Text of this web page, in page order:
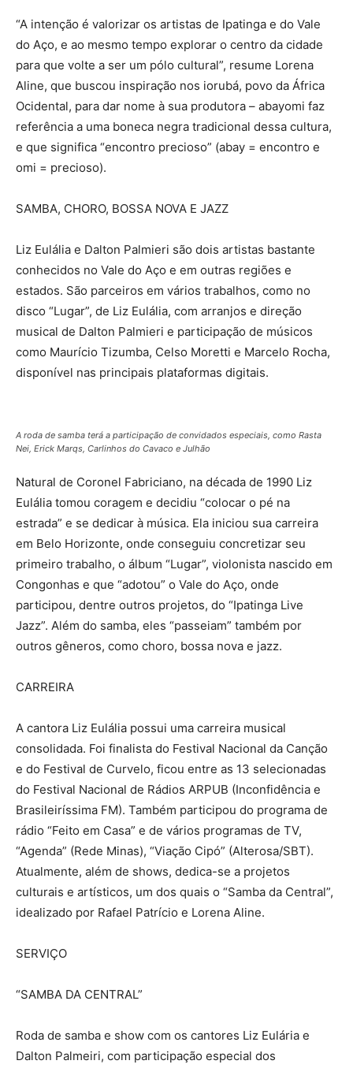
“A intenção é valorizar os artistas de Ipatinga e do Vale
do Aço, e ao mesmo tempo explorar o centro da cidade
para que volte a ser um pólo cultural”, resume Lorena
Aline, que buscou inspiração nos iorubá, povo da África
Ocidental, para dar nome à sua produtora – abayomi faz
referência a uma boneca negra tradicional dessa cultura,
e que significa “encontro precioso” (abay = encontro e
omi = precioso).
SAMBA, CHORO, BOSSA NOVA E JAZZ
Liz Eulália e Dalton Palmieri são dois artistas bastante
conhecidos no Vale do Aço e em outras regiões e
estados. São parceiros em vários trabalhos, como no
disco “Lugar”, de Liz Eulália, com arranjos e direção
musical de Dalton Palmieri e participação de músicos
como Maurício Tizumba, Celso Moretti e Marcelo Rocha,
disponível nas principais plataformas digitais.
A roda de samba terá a participação de convidados especiais, como Rasta
Nei, Erick Marqs, Carlinhos do Cavaco e Julhão
Natural de Coronel Fabriciano, na década de 1990 Liz
Eulália tomou coragem e decidiu “colocar o pé na
estrada” e se dedicar à música. Ela iniciou sua carreira
em Belo Horizonte, onde conseguiu concretizar seu
primeiro trabalho, o álbum “Lugar”, violonista nascido em
Congonhas e que “adotou” o Vale do Aço, onde
participou, dentre outros projetos, do “Ipatinga Live
Jazz”. Além do samba, eles “passeiam” também por
outros gêneros, como choro, bossa nova e jazz.
CARREIRA
A cantora Liz Eulália possui uma carreira musical
consolidada. Foi finalista do Festival Nacional da Canção
e do Festival de Curvelo, ficou entre as 13 selecionadas
do Festival Nacional de Rádios ARPUB (Inconfidência e
Brasileiríssima FM). Também participou do programa de
rádio “Feito em Casa” e de vários programas de TV,
“Agenda” (Rede Minas), “Viação Cipó” (Alterosa/SBT).
Atualmente, além de shows, dedica-se a projetos
culturais e artísticos, um dos quais o “Samba da Central”,
idealizado por Rafael Patrício e Lorena Aline.
SERVIÇO
“SAMBA DA CENTRAL”
Roda de samba e show com os cantores Liz Eulária e
Dalton Palmeiri, com participação especial dos